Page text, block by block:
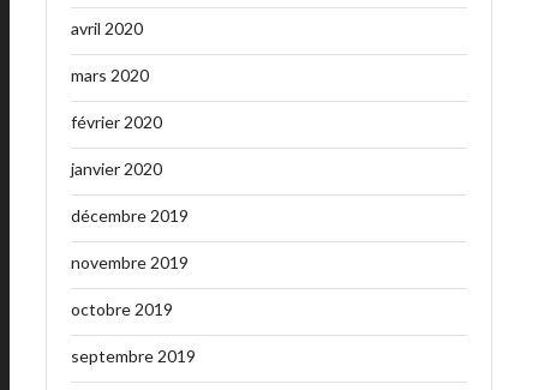
avril 2020
mars 2020
février 2020
janvier 2020
décembre 2019
novembre 2019
octobre 2019
septembre 2019